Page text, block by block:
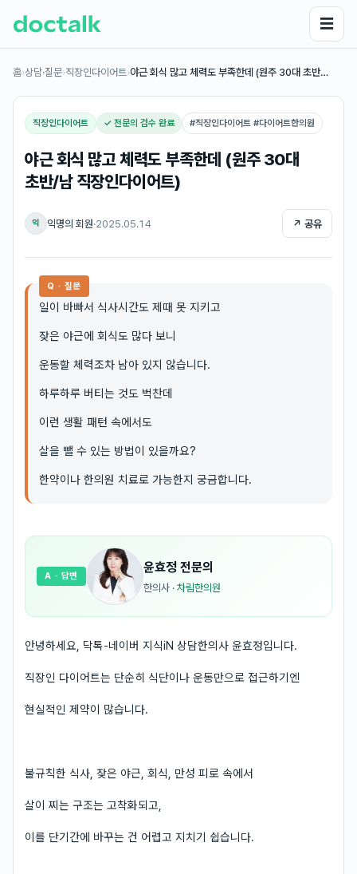
☰
홈›상담·질문›직장인다이어트›야근 회식 많고 체력도 부족한데 (원주 30대 초반…
직장인다이어트 ✓ 전문의 검수 완료 #직장인다이어트 #다이어트한의원
야근 회식 많고 체력도 부족한데 (원주 30대
초반/남 직장인다이어트)
익 익명의 회원·2025.05.14 ↗ 공유
Q · 질문
일이 바빠서 식사시간도 제때 못 지키고
잦은 야근에 회식도 많다 보니
운동할 체력조차 남아 있지 않습니다.
하루하루 버티는 것도 벅찬데
이런 생활 패턴 속에서도
살을 뺄 수 있는 방법이 있을까요?
한약이나 한의원 치료로 가능한지 궁금합니다.
윤효정 전문의
한의사 · 차림한의원
A · 답변
안녕하세요, 닥톡-네이버 지식iN 상담한의사 윤효정입니다.
직장인 다이어트는 단순히 식단이나 운동만으로 접근하기엔
현실적인 제약이 많습니다.
불규칙한 식사, 잦은 야근, 회식, 만성 피로 속에서
살이 찌는 구조는 고착화되고,
이를 단기간에 바꾸는 건 어렵고 지치기 쉽습니다.